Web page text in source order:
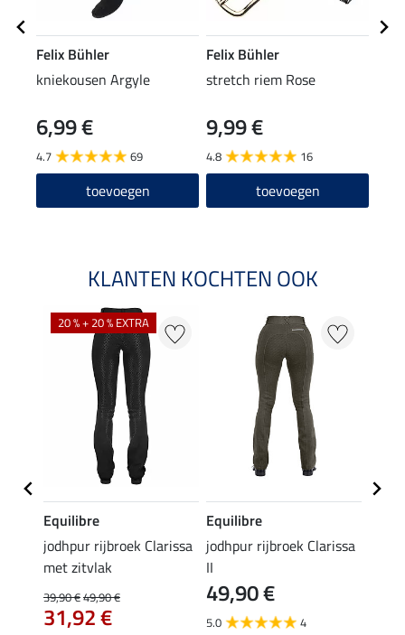
Felix Bühler
kniekousen Argyle
6,99 €
4.7 69
toevoegen
Felix Bühler
stretch riem Rose
9,99 €
4.8 16
toevoegen
KLANTEN KOCHTEN OOK
20 % + 20 % EXTRA
Equilibre
jodhpur rijbroek Clarissa
met zitvlak
39,90 €49,90 €
31,92 €
Equilibre
jodhpur rijbroek Clarissa
II
49,90 €
5.0 4